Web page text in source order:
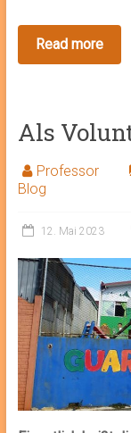
Als
Professor
Blog
12. Mai 2023